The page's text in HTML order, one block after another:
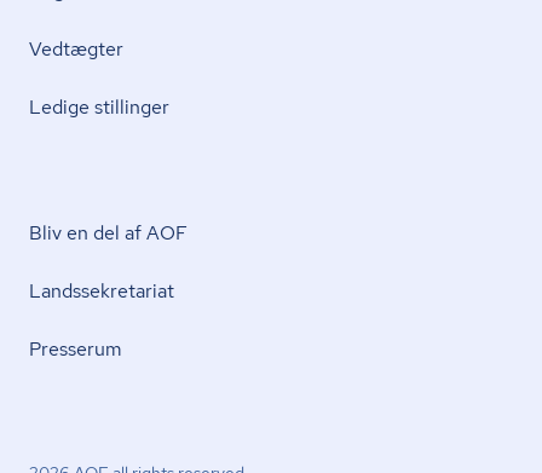
Vedtægter
Ledige stillinger
Bliv en del af AOF
Lands­se­kre­ta­ri­at
Presserum